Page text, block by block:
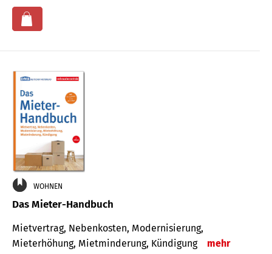
WOHNEN
Das Mieter-Handbuch
Mietvertrag, Nebenkosten, Modernisierung,
Mieterhöhung, Mietminderung, Kündigung
mehr